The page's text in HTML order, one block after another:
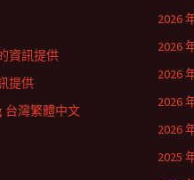
2026
2026
2026
2026
2026
2025
資訊提供
提供
台灣繁體中文